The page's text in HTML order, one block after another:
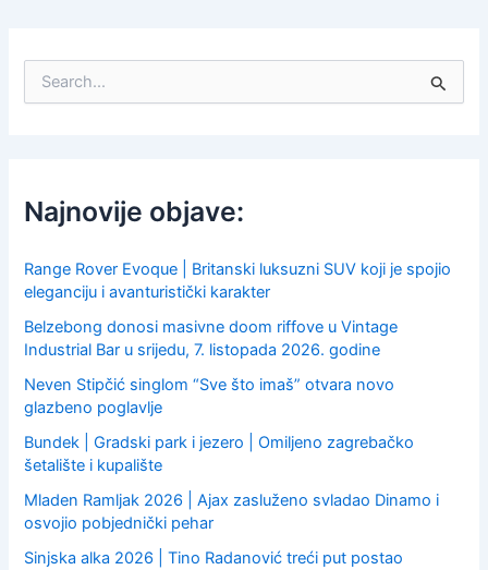
f
o
:
Najnovije objave:
Range Rover Evoque | Britanski luksuzni SUV koji je spojio
eleganciju i avanturistički karakter
Belzebong donosi masivne doom riffove u Vintage
Industrial Bar u srijedu, 7. listopada 2026. godine
Neven Stipčić singlom “Sve što imaš” otvara novo
glazbeno poglavlje
Bundek | Gradski park i jezero | Omiljeno zagrebačko
šetalište i kupalište
Mladen Ramljak 2026 | Ajax zasluženo svladao Dinamo i
osvojio pobjednički pehar
Sinjska alka 2026 | Tino Radanović treći put postao